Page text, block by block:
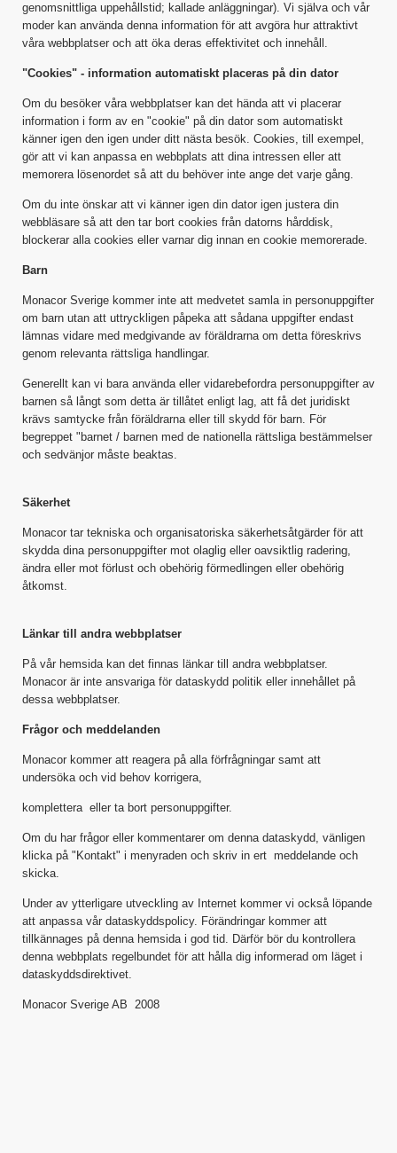
genomsnittliga uppehållstid; kallade anläggningar). Vi själva och vår
moder kan använda denna information för att avgöra hur attraktivt
våra webbplatser och att öka deras effektivitet och innehåll.
"Cookies" - information automatiskt placeras på din dator
Om du besöker våra webbplatser kan det hända att vi placerar
information i form av en "cookie" på din dator som automatiskt
känner igen den igen under ditt nästa besök. Cookies, till exempel,
gör att vi kan anpassa en webbplats att dina intressen eller att
memorera lösenordet så att du behöver inte ange det varje gång.
Om du inte önskar att vi känner igen din dator igen justera din
webbläsare så att den tar bort cookies från datorns hårddisk,
blockerar alla cookies eller varnar dig innan en cookie memorerade.
Barn
Monacor Sverige kommer inte att medvetet samla in personuppgifter
om barn utan att uttryckligen påpeka att sådana uppgifter endast
lämnas vidare med medgivande av föräldrarna om detta föreskrivs
genom relevanta rättsliga handlingar.
Generellt kan vi bara använda eller vidarebefordra personuppgifter av
barnen så långt som detta är tillåtet enligt lag, att få det juridiskt
krävs samtycke från föräldrarna eller till skydd för barn. För
begreppet "barnet / barnen med de nationella rättsliga bestämmelser
och sedvänjor måste beaktas.
Säkerhet
Monacor tar tekniska och organisatoriska säkerhetsåtgärder för att
skydda dina personuppgifter mot olaglig eller oavsiktlig radering,
ändra eller mot förlust och obehörig förmedlingen eller obehörig
åtkomst.
Länkar till andra webbplatser
På vår hemsida kan det finnas länkar till andra webbplatser.
Monacor är inte ansvariga för dataskydd politik eller innehållet på
dessa webbplatser.
Frågor och meddelanden
Monacor kommer att reagera på alla förfrågningar samt att
undersöka och vid behov korrigera,
komplettera eller ta bort personuppgifter.
Om du har frågor eller kommentarer om denna dataskydd, vänligen
klicka på "Kontakt" i menyraden och skriv in ert meddelande och
skicka.
Under av ytterligare utveckling av Internet kommer vi också löpande
att anpassa vår dataskyddspolicy. Förändringar kommer att
tillkännages på denna hemsida i god tid. Därför bör du kontrollera
denna webbplats regelbundet för att hålla dig informerad om läget i
dataskyddsdirektivet.
Monacor Sverige AB 2008